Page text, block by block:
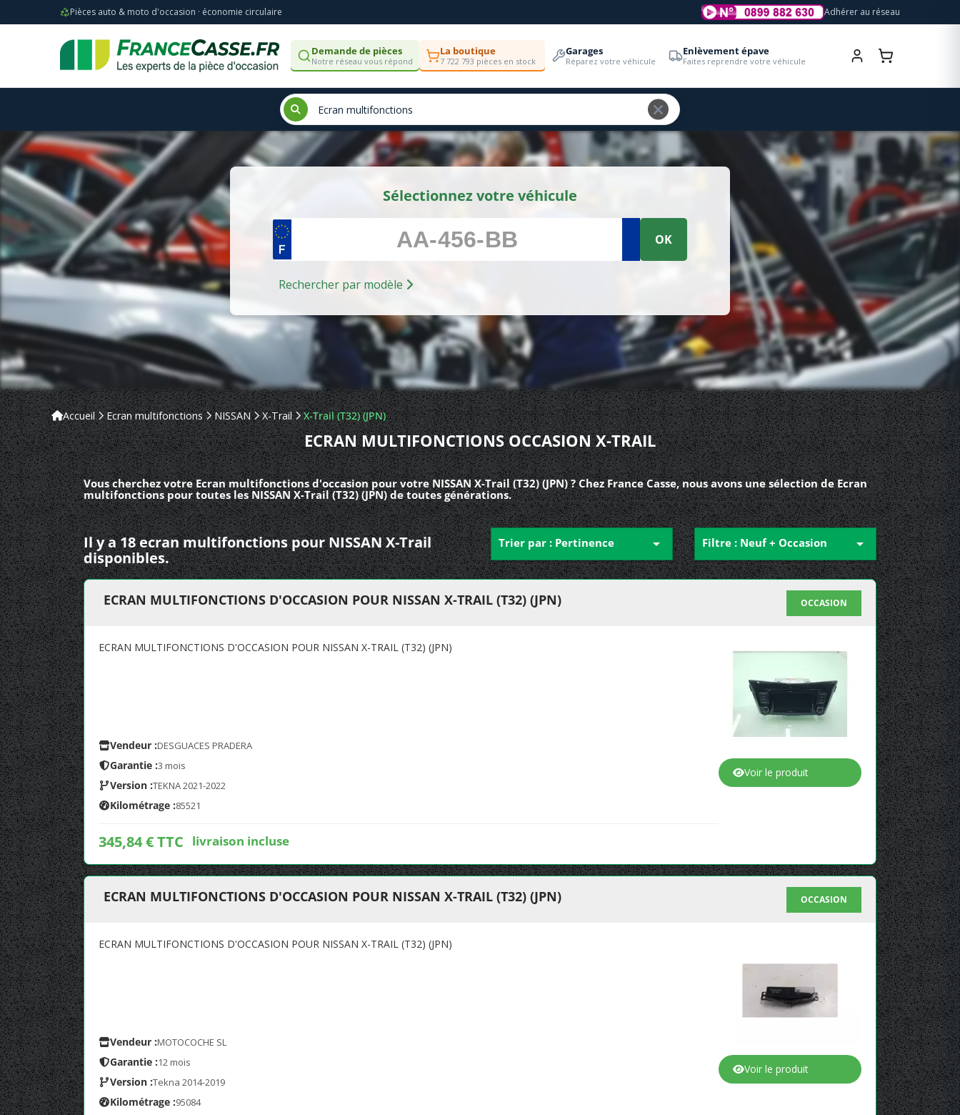
Pièces auto & moto d'occasion · économie circulaire Adhérer au réseau
Demande de pièces
Notre réseau vous répond
La boutique
7 722 793 pièces en stock
Garages
Réparez votre véhicule
Enlèvement épave
Faites reprendre votre véhicule
Sélectionnez votre véhicule
OK
Rechercher par modèle
Accueil Ecran multifonctions NISSAN X-Trail X-Trail (T32) (JPN)
ECRAN MULTIFONCTIONS OCCASION X-TRAIL
Vous cherchez votre Ecran multifonctions d'occasion pour votre NISSAN X-Trail (T32) (JPN) ? Chez France Casse, nous avons une sélection de Ecran
multifonctions pour toutes les NISSAN X-Trail (T32) (JPN) de toutes générations.
Il y a 18 ecran multifonctions pour NISSAN X-Trail
disponibles.
Trier par : Pertinence  Filtre : Neuf + Occasion 
ECRAN MULTIFONCTIONS D'OCCASION POUR NISSAN X-TRAIL (T32) (JPN) OCCASION
ECRAN MULTIFONCTIONS D'OCCASION POUR NISSAN X-TRAIL (T32) (JPN)
Vendeur :DESGUACES PRADERA
Garantie :3 mois
Version :TEKNA 2021-2022
Kilométrage :85521
345,84 € TTC livraison incluse
Voir le produit
ECRAN MULTIFONCTIONS D'OCCASION POUR NISSAN X-TRAIL (T32) (JPN) OCCASION
ECRAN MULTIFONCTIONS D'OCCASION POUR NISSAN X-TRAIL (T32) (JPN)
Vendeur :MOTOCOCHE SL
Garantie :12 mois
Version :Tekna 2014-2019
Kilométrage :95084
Voir le produit